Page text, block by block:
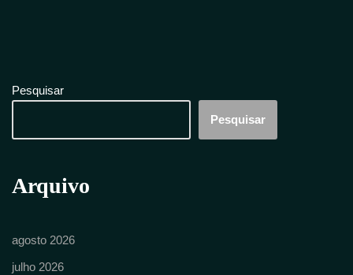
Pesquisar
Pesquisar
Arquivo
agosto 2026
julho 2026